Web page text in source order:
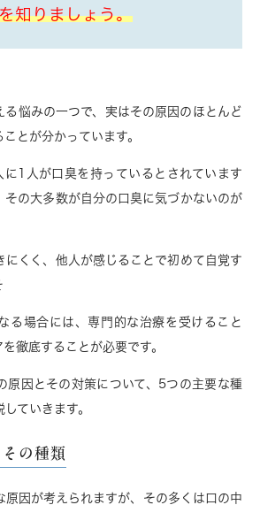
知りましょう。
る悩みの一つで、実はその原因のほとんど
とが分かっています。
1人が口臭を持っているとされています
その大多数が自分の口臭に気づかないのが
にくく、他人が感じることで初めて自覚す
る場合には、専門的な治療を受けること
徹底することが必要です。
原因とその対策について、5つの主要な種
ていきます。
の種類
原因が考えられますが、その多くは口の中